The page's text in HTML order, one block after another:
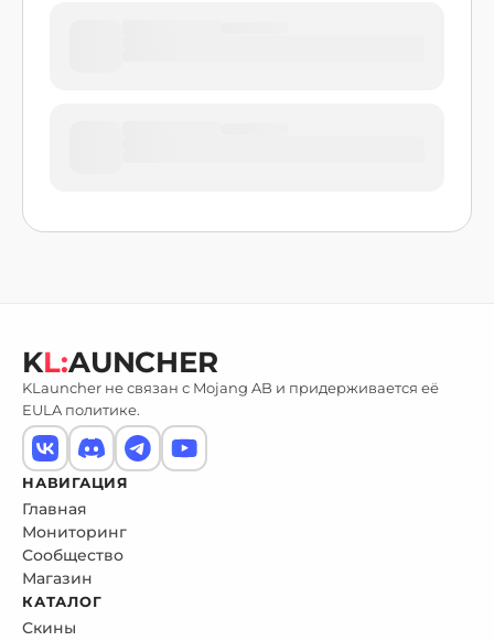
KL:AUNCHER
KLauncher не связан с Mojang AB и придерживается её
EULA политике.
НАВИГАЦИЯ
Главная
Мониторинг
Сообщество
Магазин
КАТАЛОГ
Скины